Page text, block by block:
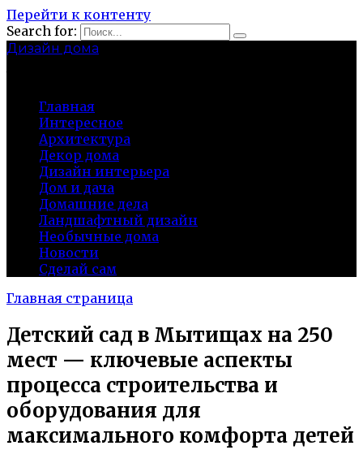
Перейти к контенту
Search for:
Дизайн дома
Главная
Интересное
Архитектура
Декор дома
Дизайн интерьера
Дом и дача
Домашние дела
Ландшафтный дизайн
Необычные дома
Новости
Сделай сам
Главная страница
Детский сад в Мытищах на 250
мест — ключевые аспекты
процесса строительства и
оборудования для
максимального комфорта детей